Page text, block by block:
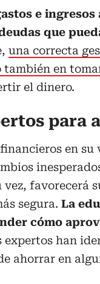
e ingresos
que
una correcta
en
el dinero.
para
en
vez, favorecerá
segura. La
cómo
expertos han
ahorrar en